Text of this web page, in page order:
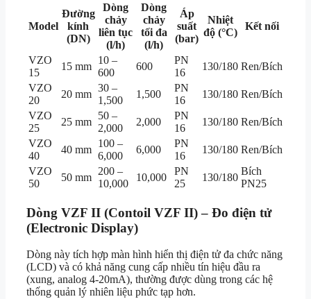
Model
Đường
kính
(DN)
Dòng
chảy
liên tục
(l/h)
Dòng
chảy
tối đa
(l/h)
Áp
suất
(bar)
Nhiệt
độ (°C)
Kết nối
VZO
15
15 mm
10 –
600
600
PN
16
130/180 Ren/Bích
VZO
20
20 mm
30 –
1,500
1,500
PN
16
130/180 Ren/Bích
VZO
25
25 mm
50 –
2,000
2,000
PN
16
130/180 Ren/Bích
VZO
40
40 mm
100 –
6,000
6,000
PN
16
130/180 Ren/Bích
VZO
50
50 mm
200 –
10,000
10,000
PN
25
130/180
Bích
PN25
Dòng VZF II (Contoil VZF II) – Đo điện tử
(Electronic Display)
Dòng này tích hợp màn hình hiển thị điện tử đa chức năng
(LCD) và có khả năng cung cấp nhiều tín hiệu đầu ra
(xung, analog 4-20mA), thường được dùng trong các hệ
thống quản lý nhiên liệu phức tạp hơn.